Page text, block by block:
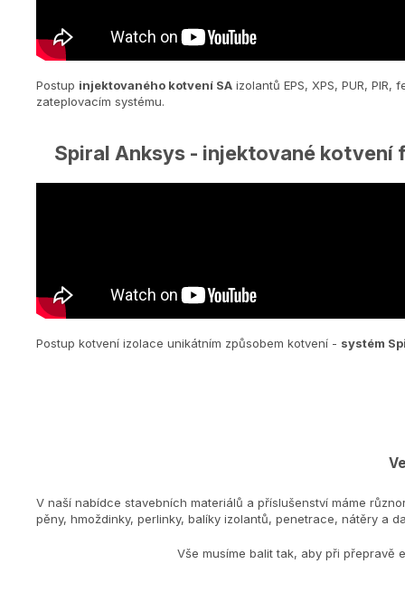
Postup injektovaného kotvení SA izolantů EPS, XPS, PUR,
zateplovacím systému.
Spiral Anksys - injektované kotvení
Postup kotvení izolace unikátním způsobem kotvení - systém
V naší nabídce stavebních materiálů a příslušenství máme
pěny, hmoždinky, perlinky, balíky izolantů, penetrace, nátěry a
Vše musíme balit tak, aby při přepravě